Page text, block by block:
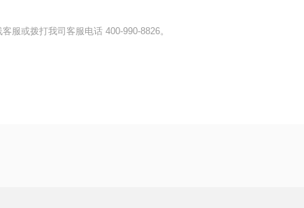
服或拨打我司客服电话 400-990-8826。